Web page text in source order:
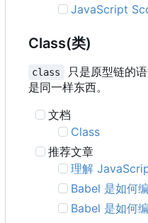
JavaScript
Class(类)
class
只是原型链的
是同一样东西。
文档
Class
推荐文章
理解
Babel 是如何
Babel 是如何